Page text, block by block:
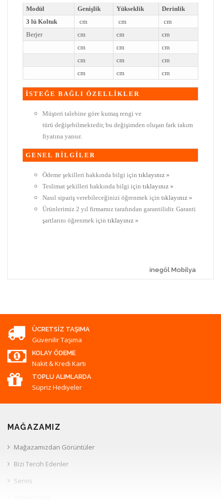
Modül Genişlik Yükseklik
Derinlik
3 lü Koltuk
cm cm
cm
Berjer
cm cm
cm
cm
cm
cm
cm
cm
cm
cm
cm cm
İSTEĞE BAĞLI ÖZELLİKLER
Müşteri talebine göre kumaş rengi ve
türü değişebilmektedir, bu değişimden oluşan fark takım
fiyatına yansır.
GENEL BİLGİLER
Ödeme şekilleri hakkında bilgi için tıklayınız »
Teslimat şekilleri hakkında bilgi için tıklayınız »
Nasıl sipariş verebileceğinizi öğrenmek için tıklayınız »
Ürünlerimiz 2 yıl firmamız tarafından garantilidir. Garanti
şartlarını öğrenmek için tıklayınız »
inegöl Mobilya
ÜCRETSIZ TAŞIMA
Güvenilir Taşıma
KOLAY ÖDEME
Nakit & Kredi Kartı
TOPLU ALIMLARDA
Süpriz Hediyeler
MAĞAZAMIZ
Mağazamızdan Görüntüler
Bizi Tercih Edenler
Servis